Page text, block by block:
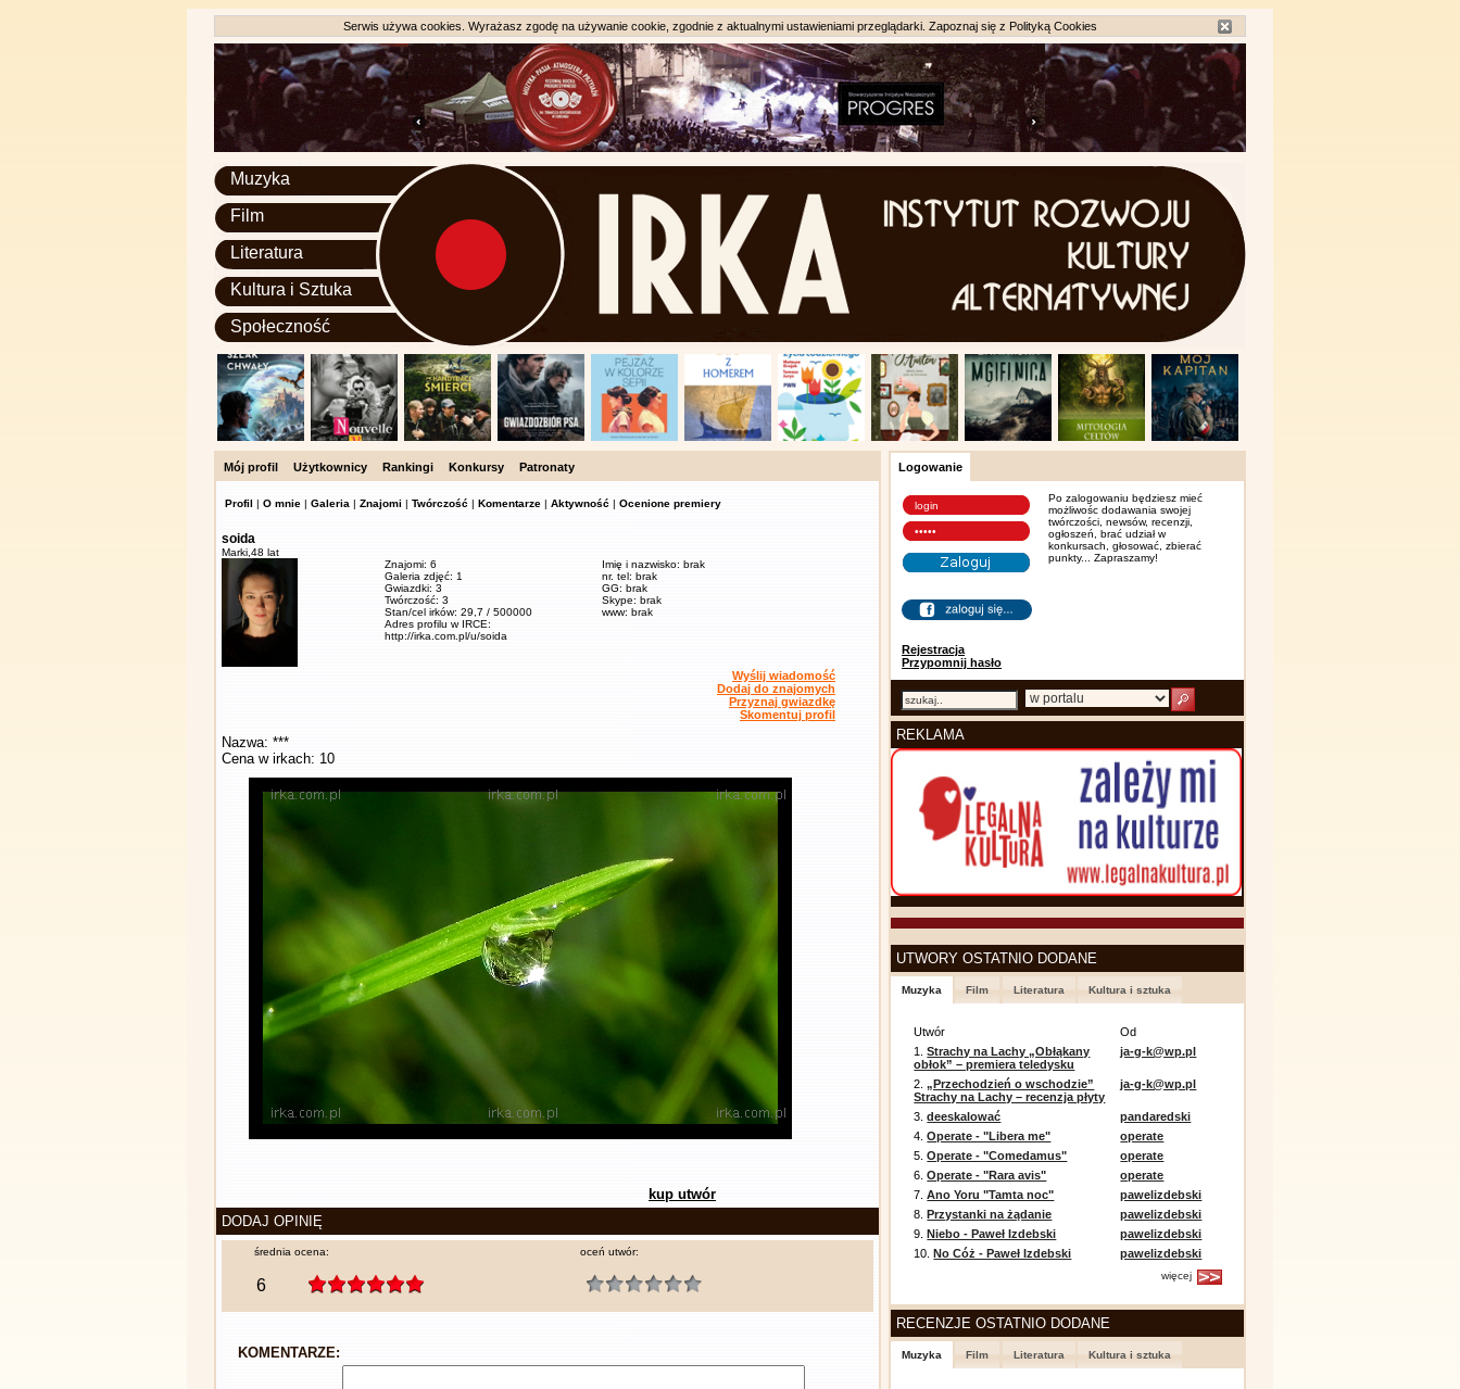
Serwis używa cookies. Wyrażasz zgodę na używanie cookie, zgodnie z aktualnymi ustawieniami przeglądarki. Zapoznaj się z Polityką Cookies
Muzyka
Film
Literatura
Kultura i Sztuka
Społeczność
Mój profil Użytkownicy Rankingi Konkursy Patronaty
Profil | O mnie | Galeria | Znajomi | Twórczość | Komentarze | Aktywność | Ocenione premiery
soida
Marki, 48 lat
Znajomi: 6
Galeria zdjęć: 1
Gwiazdki: 3
Twórczość: 3
Stan/cel irków: 29,7 / 500000
Adres profilu w IRCE:
http://irka.com.pl/u/soida
Imię i nazwisko: brak
nr. tel: brak
GG: brak
Skype: brak
www: brak
Wyślij wiadomość
Dodaj do znajomych
Przyznaj gwiazdkę
Skomentuj profil
Nazwa: ***
Cena w irkach: 10
kup utwór
DODAJ OPINIĘ
średnia ocena:
6
oceń utwór:
KOMENTARZE:
Logowanie
Rejestracja
Przypomnij hasło
Po zalogowaniu będziesz mieć
możliwośc dodawania swojej
twórczości, newsów, recenzji,
ogłoszeń, brać udział w
konkursach, głosować, zbierać
punkty... Zapraszamy!
REKLAMA
UTWORY OSTATNIO DODANE
Muzyka Film Literatura Kultura i sztuka
Utwór
Od
1.Strachy na Lachy „Obłąkany
obłok” – premiera teledysku
ja-g-k@wp.pl
2.„Przechodzień o wschodzie”
Strachy na Lachy – recenzja płyty
ja-g-k@wp.pl
3.deeskalować
pandaredski
4.Operate - "Libera me"
operate
5.Operate - "Comedamus"
operate
6.Operate - "Rara avis"
operate
7.Ano Yoru "Tamta noc"
pawelizdebski
8.Przystanki na żądanie
pawelizdebski
9.Niebo - Paweł Izdebski
pawelizdebski
10.No Cóż - Paweł Izdebski pawelizdebski
więcej
RECENZJE OSTATNIO DODANE
Muzyka Film Literatura Kultura i sztuka